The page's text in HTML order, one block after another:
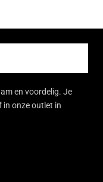
en voordelig. Je
in onze outlet in